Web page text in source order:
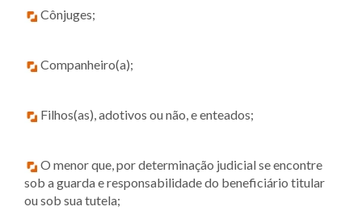
Cônjuges;
Companheiro(a);
Filhos(as), adotivos ou não, e enteados;
O menor que, por determinação judicial se encontre
sob a guarda e responsabilidade do beneficiário titular
ou sob sua tutela;